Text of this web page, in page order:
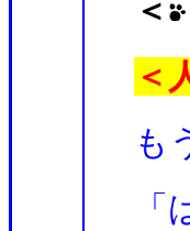
＜
＜
も